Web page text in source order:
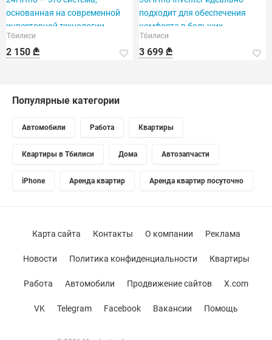
основанная на современной
инверторной технологии.
Тбилиси
2 150 ₾
подходит для обеспечения
комфорта в больших
помещениях.
Тбилиси
3 699 ₾
Популярные категории
Автомобили Работа Квартиры
Квартиры в Тбилиси Дома Автозапчасти
iPhone Аренда квартир Аренда квартир посуточно
Карта сайта Контакты О компании Реклама
Новости Политика конфиденциальности Квартиры
Работа Автомобили Продвижение сайтов X.com
VK Telegram Facebook Вакансии Помощь